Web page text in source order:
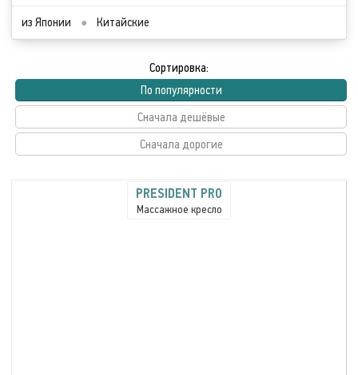
из Японии ● Китайские
Сортировка:
По популярности
Сначала дешёвые
Сначала дорогие
PRESIDENT PRO
Массажное кресло